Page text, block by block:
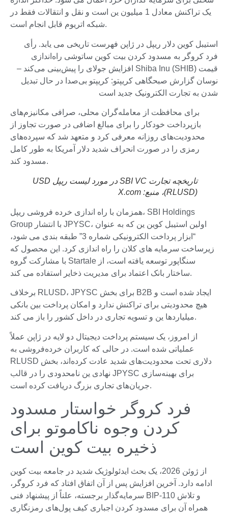
یک تراکنش معادل 1 میلیون ین است و نقل و انتقالات فقط در
شبکه اتریوم قابل انجام است.
استیبل کوین دلار ریپل در ژاپن فهرست تاریخی می یابد. رأی
فرد کروگر به مسدود کردن بیت کوین ساتوشی راه‌اندازی
قیمت Shiba Inu (SHIB) افزایش جولای را پیش‌بینی می‌کند –
نوسان گزارش صبحگاهی کریپتو: کریپتو بی‌صدا در حال تبدیل
شدن به تجارت الکترونیک جدید است
برای محافظت از معامله‌گران محلی، صرافی مکانیزم‌های
بازپرداخت خودکار را برای مبالغ اضافی در صورت تجاوز از
محدودیت‌های روزانه معرفی کرد و متعهد شد که سپرده‌های
رمزی را در صورت انحراف شدید دلار آمریکا به طور کامل
مسدود کند.
تاریخچه تجارت SBI VC در مورد لیست ریپل USD
(RLUSD)، منبع:
X.com
همزمان با راه اندازی خرده فروشی ریپل، SBI Holdings
Group با انتشار JPYSC، اولین استیبل کوین ین که به عنوان
“ابزار پرداخت الکترونیکی شماره 3” طبقه بندی می شود،
زیرساخت سرمایه های کلان را راه اندازی کرد. این محصول که
با مشارکت گروه Startale سنگاپور توسعه یافته است، از
ساختار بانک اعتماد برای مدیریت ذخایر استفاده می کند.
برخلاف RLUSD، JPYSC برای بخش B2B ایجاد شده است و
هیچ محدودیتی برای تراکنش ندارد و امکان پرداخت بین بانکی
میلیاردها ین و تسویه تجاری در داخل کشور را باز می کند.
از امروز، یک سیستم پرداخت دیجیتال دو لایه در ژاپن عملاً
عملیاتی شده است. در حالی که کاربران خرده‌فروشی به
RLUSD دلاری تحت محدودیت‌های شدید عادت کرده‌اند، بخش
نهادی ین نامحدودی را در قالب JPYSC برای بهینه‌سازی
جریان‌های تجاری بزرگ دریافت کرده است.
فرد کروگر خواستار مسدود
کردن وجوه ناکاموتو برای
ذخیره بیت کوین است
از ژوئن 2026، یک بحث ایدئولوژیک شدید در جامعه بیت کوین
ادامه دارد. آخرین افزایش پس از آن اتفاق افتاد که فرد کروگر،
سرمایه‌گذار برجسته، علناً از پیشنهاد فنی BIP-110 و تلاش
همراه آن برای مسدود کردن اجباری کیف پول‌های رمزنگاری